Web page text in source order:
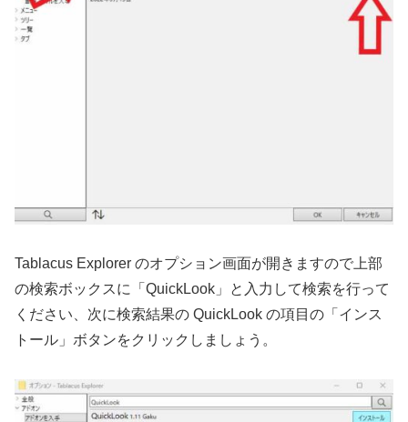
Tablacus Explorer のオプション画面が開きますので上部
の検索ボックスに「QuickLook」と入力して検索を行って
ください、次に検索結果の QuickLook の項目の「インス
トール」ボタンをクリックしましょう。